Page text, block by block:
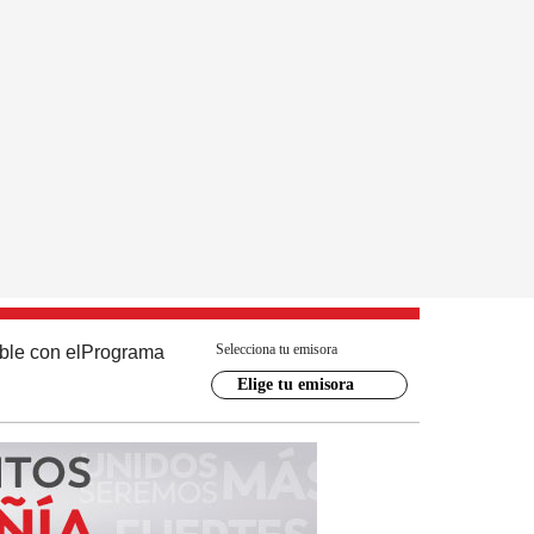
con el Programa Selecciona tu emisora
Elige tu emisora